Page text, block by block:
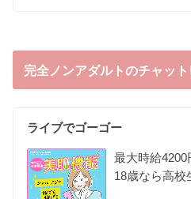
完全ノンアダルトのチャット
ライブでゴーゴー
最大時給4200
18歳なら高校